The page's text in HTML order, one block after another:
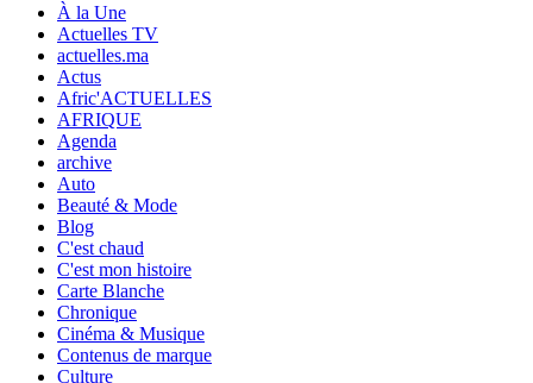
À la Une
Actuelles TV
actuelles.ma
Actus
Afric'ACTUELLES
AFRIQUE
Agenda
archive
Auto
Beauté & Mode
Blog
C'est chaud
C'est mon histoire
Carte Blanche
Chronique
Cinéma & Musique
Contenus de marque
Culture